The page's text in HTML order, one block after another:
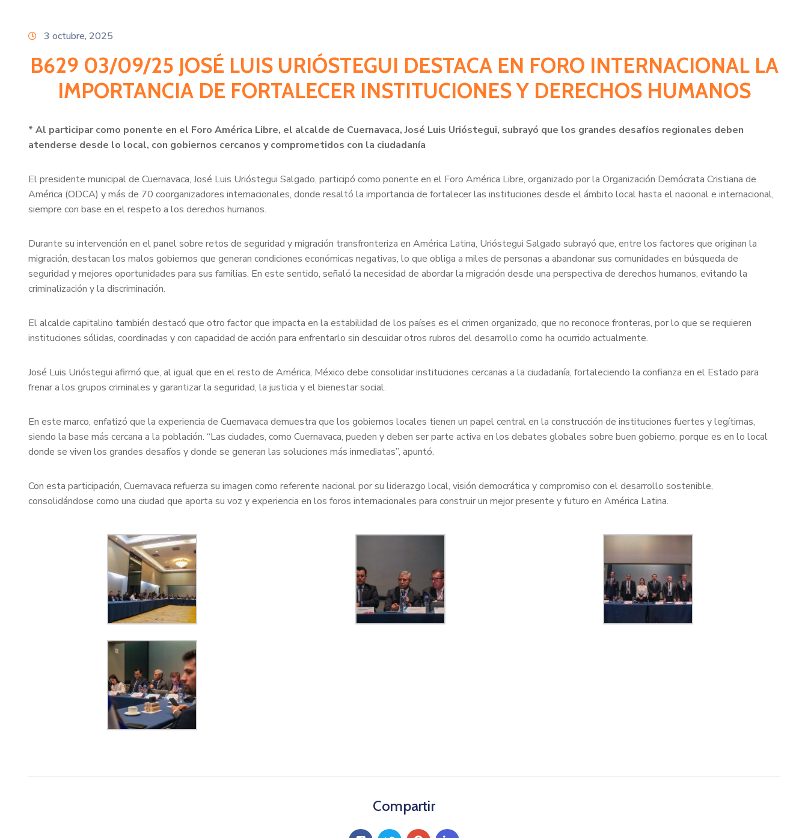
3 octubre, 2025
B629 03/09/25 JOSÉ LUIS URIÓSTEGUI DESTACA EN FORO INTERNACIONAL LA
IMPORTANCIA DE FORTALECER INSTITUCIONES Y DERECHOS HUMANOS
* Al participar como ponente en el Foro América Libre, el alcalde de Cuernavaca, José Luis Urióstegui, subrayó que los grandes desafíos regionales deben
atenderse desde lo local, con gobiernos cercanos y comprometidos con la ciudadanía
El presidente municipal de Cuernavaca, José Luis Urióstegui Salgado, participó como ponente en el Foro América Libre, organizado por la Organización Demócrata Cristiana de
América (ODCA) y más de 70 coorganizadores internacionales, donde resaltó la importancia de fortalecer las instituciones desde el ámbito local hasta el nacional e internacional,
siempre con base en el respeto a los derechos humanos.
Durante su intervención en el panel sobre retos de seguridad y migración transfronteriza en América Latina, Urióstegui Salgado subrayó que, entre los factores que originan la
migración, destacan los malos gobiernos que generan condiciones económicas negativas, lo que obliga a miles de personas a abandonar sus comunidades en búsqueda de
seguridad y mejores oportunidades para sus familias. En este sentido, señaló la necesidad de abordar la migración desde una perspectiva de derechos humanos, evitando la
criminalización y la discriminación.
El alcalde capitalino también destacó que otro factor que impacta en la estabilidad de los países es el crimen organizado, que no reconoce fronteras, por lo que se requieren
instituciones sólidas, coordinadas y con capacidad de acción para enfrentarlo sin descuidar otros rubros del desarrollo como ha ocurrido actualmente.
José Luis Urióstegui afirmó que, al igual que en el resto de América, México debe consolidar instituciones cercanas a la ciudadanía, fortaleciendo la confianza en el Estado para
frenar a los grupos criminales y garantizar la seguridad, la justicia y el bienestar social.
En este marco, enfatizó que la experiencia de Cuernavaca demuestra que los gobiernos locales tienen un papel central en la construcción de instituciones fuertes y legítimas,
siendo la base más cercana a la población. “Las ciudades, como Cuernavaca, pueden y deben ser parte activa en los debates globales sobre buen gobierno, porque es en lo local
donde se viven los grandes desafíos y donde se generan las soluciones más inmediatas”, apuntó.
Con esta participación, Cuernavaca refuerza su imagen como referente nacional por su liderazgo local, visión democrática y compromiso con el desarrollo sostenible,
consolidándose como una ciudad que aporta su voz y experiencia en los foros internacionales para construir un mejor presente y futuro en América Latina.
Compartir